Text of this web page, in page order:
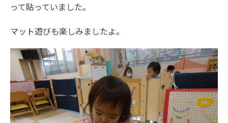
って貼っていました。
マット遊びも楽しみましたよ。